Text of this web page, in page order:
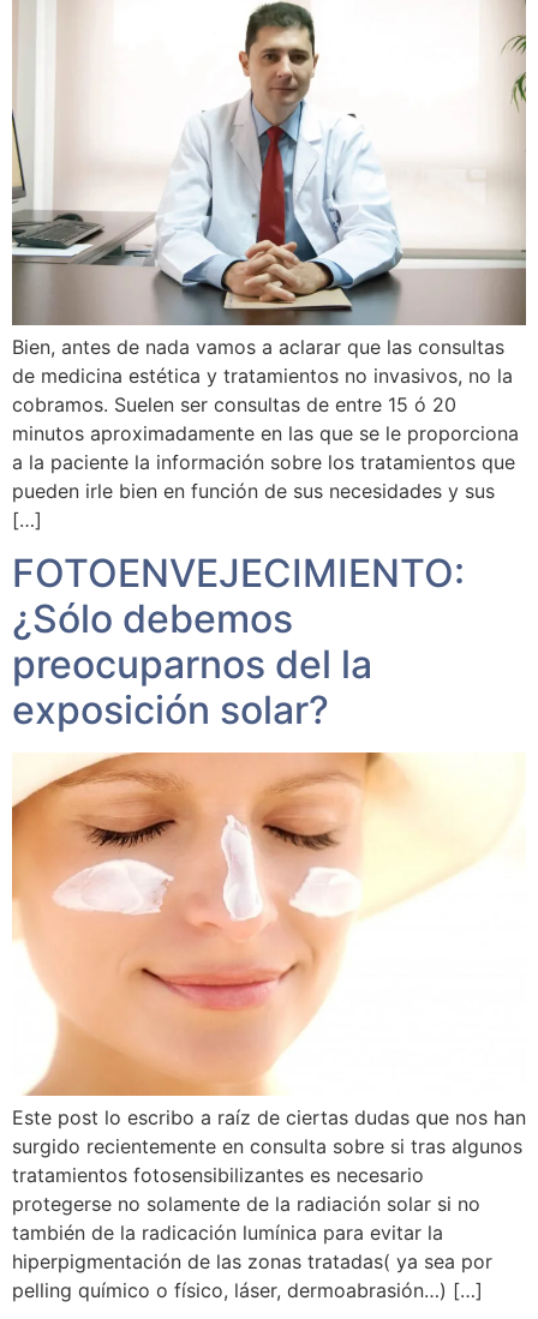
Bien, antes de nada vamos a aclarar que las consultas
de medicina estética y tratamientos no invasivos, no la
cobramos. Suelen ser consultas de entre 15 ó 20
minutos aproximadamente en las que se le proporciona
a la paciente la información sobre los tratamientos que
pueden irle bien en función de sus necesidades y sus
[…]
FOTOENVEJECIMIENTO:
¿Sólo debemos
preocuparnos del la
exposición solar?
Este post lo escribo a raíz de ciertas dudas que nos han
surgido recientemente en consulta sobre si tras algunos
tratamientos fotosensibilizantes es necesario
protegerse no solamente de la radiación solar si no
también de la radicación lumínica para evitar la
hiperpigmentación de las zonas tratadas( ya sea por
pelling químico o físico, láser, dermoabrasión…) […]